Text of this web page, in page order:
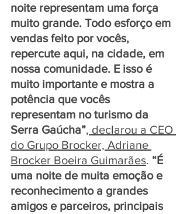
noite representam uma força
muito grande. Todo esforço em
vendas feito por vocês,
repercute aqui, na cidade, em
nossa comunidade. E isso é
muito importante e mostra a
potência que vocês
representam no turismo da
Serra Gaúcha”, declarou a CEO
do Grupo Brocker, Adriane
Brocker Boeira Guimarães. “É
uma noite de muita emoção e
reconhecimento a grandes
amigos e parceiros, principais